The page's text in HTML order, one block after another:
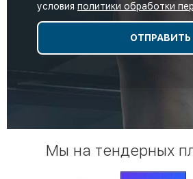
условия политики обработки
Мы на тендерных